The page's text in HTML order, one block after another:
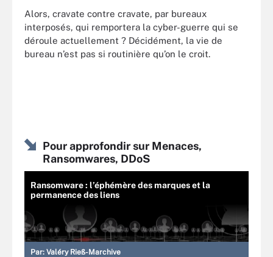
Alors, cravate contre cravate, par bureaux
interposés, qui remportera la cyber-guerre qui se
déroule actuellement ? Décidément, la vie de
bureau n’est pas si routinière qu’on le croit.
Pour approfondir sur Menaces,
Ransomwares, DDoS
Ransomware : l’éphémère des marques et la
permanence des liens
Par: Valéry Rieß-Marchive